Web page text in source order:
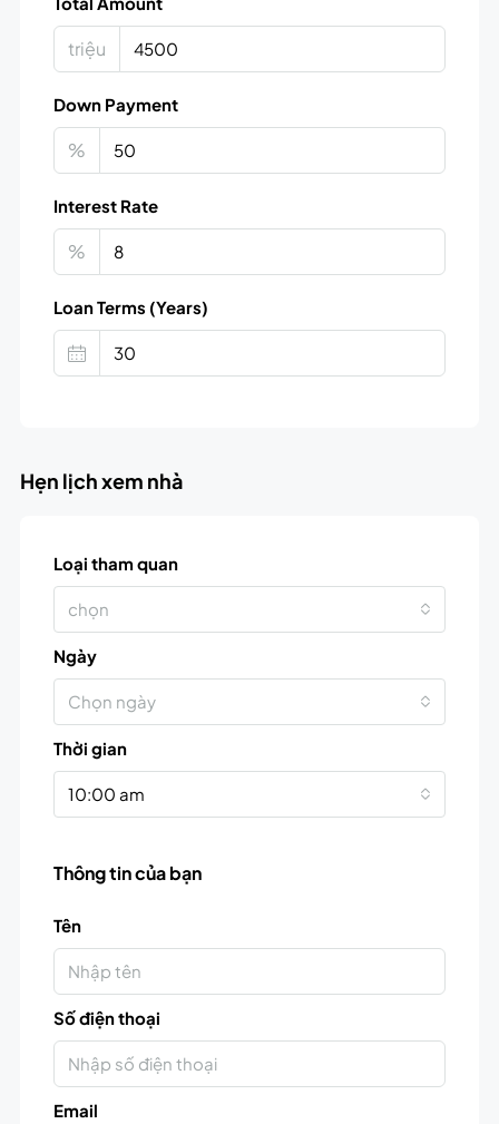
triệu
Down Payment
%
Interest Rate
%
Loan Terms (Years)
Hẹn lịch xem nhà
Loại tham quan
chọn
Ngày
Chọn ngày
Thời gian
10:00 am
Thông tin của bạn
Tên
Số điện thoại
Email